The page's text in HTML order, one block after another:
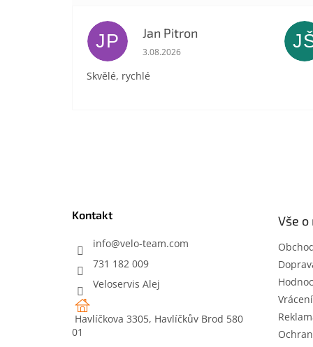
JP Jan Pitron
Hodnocení obchodu je 5 z 5
3.08.2026
Skvělé, rychlé
Kontakt
info@velo-team.com
731 182 009
Veloservis Alej
Havlíčkova 3305, Havlíčkův Brod 580
01
Vše o